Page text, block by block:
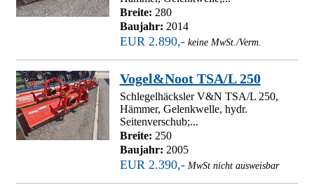
Breite: 280
Baujahr: 2014
EUR 2.890,- keine MwSt./Verm.
Vogel&Noot TSA/L 250
Schlegelhäcksler V&N TSA/L 250,
Hämmer, Gelenkwelle, hydr.
Seitenverschub;...
Breite: 250
Baujahr: 2005
EUR 2.390,- MwSt nicht ausweisbar